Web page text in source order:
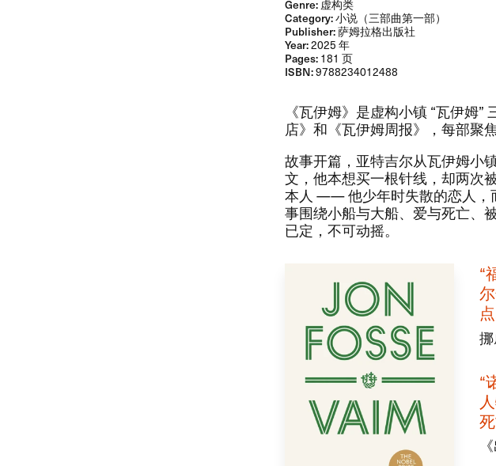
Genre:虚构类
Category:小说（三部曲第一部）
Publisher:萨姆拉格出版社
Year:2025 年
Pages:181 页
ISBN:9788234012488
《瓦伊姆》​是虚构小镇 ​“瓦伊姆
店》​和​《瓦伊姆周报》​，​每部聚
故事开篇，​亚特吉尔从瓦伊姆小
文，​他本想买一根针线，​却两次
本人 ​—​— ​他少年时失散的恋人，​
事围绕小船与大船、​爱与死亡、​
已定，​不可动摇。​​
​“
​“